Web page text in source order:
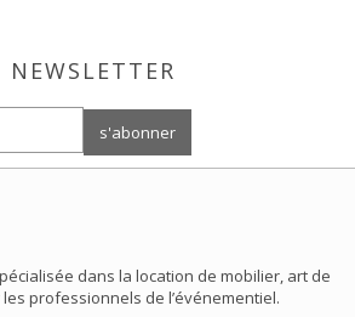
dans la location de mobilier, art de
professionnels de l’événementiel.